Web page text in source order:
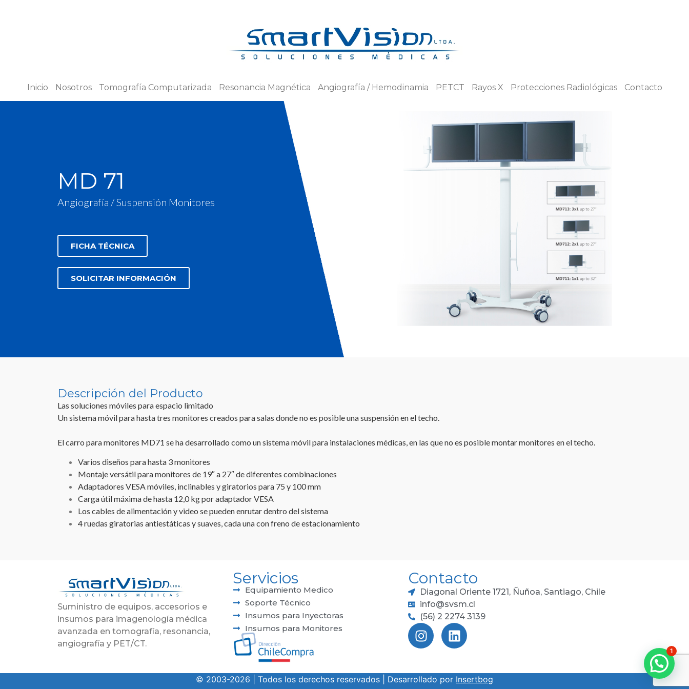
Inicio Nosotros Tomografía Computarizada Resonancia Magnética Angiografía / Hemodinamia PETCT Rayos X Protecciones Radiológicas Contacto
MD 71
Angiografía / Suspensión Monitores
FICHA TÉCNICA
SOLICITAR INFORMACIÓN
Descripción del Producto
Las soluciones móviles para espacio limitado
Un sistema móvil para hasta tres monitores creados para salas donde no es posible una suspensión en el techo.
El carro para monitores MD71 se ha desarrollado como un sistema móvil para instalaciones médicas, en las que no es posible montar monitores en el techo.
Varios diseños para hasta 3 monitores
Montaje versátil para monitores de 19″ a 27″ de diferentes combinaciones
Adaptadores VESA móviles, inclinables y giratorios para 75 y 100 mm
Carga útil máxima de hasta 12,0 kg por adaptador VESA
Los cables de alimentación y video se pueden enrutar dentro del sistema
4 ruedas giratorias antiestáticas y suaves, cada una con freno de estacionamiento
Suministro de equipos, accesorios e
insumos para imagenología médica
avanzada en tomografía, resonancia,
angiografía y PET/CT.
Servicios
Equipamiento Medico
Soporte Técnico
Insumos para Inyectoras
Insumos para Monitores
Contacto
Diagonal Oriente 1721, Ñuñoa, Santiago, Chile
info@svsm.cl
(56) 2 2274 3139
© 2003-2026 | Todos los derechos reservados | Desarrollado por Insertbog
1